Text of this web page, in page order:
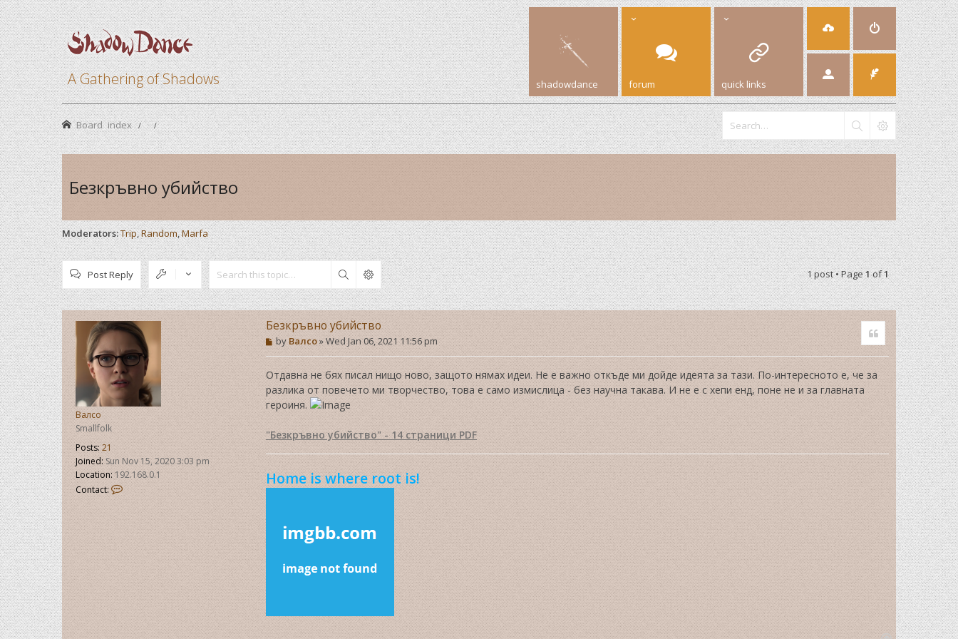
A Gathering of Shadows shadowdance forum quick links
Board index
Безкръвно убийство
Moderators:Trip,Random,Marfa
Post Reply Search 1 post • Page1of1
Валсо
Smallfolk
Posts: 21
Joined:Sun Nov 15, 2020 3:03 pm
Location:192.168.0.1
Contact:
C
o
n
t
a
c
t
В
а
л
с
о
Безкръвно убийство
Quote
P
o
s
t
byВалсо»Wed Jan 06, 2021 11:56 pm
Отдавна не бях писал нищо ново, защото нямах идеи. Не е важно откъде ми дойде идеята за тази. По-интересното е, че за
разлика от повечето ми творчество, това е само измислица - без научна такава. И не е с хепи енд, поне не и за главната
героиня.
"Безкръвно убийство" - 14 страници PDF
Home is where root is!